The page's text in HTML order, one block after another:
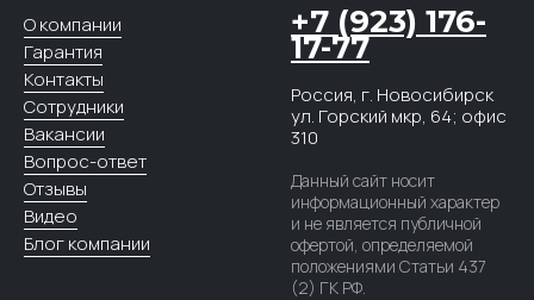
О компании
Гарантия
Контакты
Сотрудники
Вакансии
Вопрос-ответ
Отзывы
Видео
Блог компании
+7 (923) 176-
17-77
Россия, г. Новосибирск
ул. ​Горский мкр, 64; офис​
310
Данный сайт носит
информационный характер
и не является публичной
офертой, определяемой
положениями Статьи 437
(2) ГК РФ.